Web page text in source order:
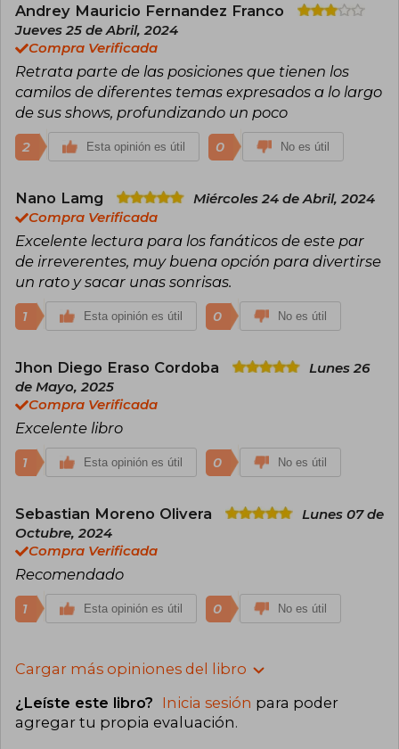
Andrey Mauricio Fernandez Franco
Jueves 25 de Abril, 2024
Compra Verificada
Retrata parte de las posiciones que tienen los
camilos de diferentes temas expresados a lo largo
de sus shows, profundizando un poco
2 Esta opinión es útil 0 No es útil
Nano Lamg
Miércoles 24 de Abril, 2024
Compra Verificada
Excelente lectura para los fanáticos de este par
de irreverentes, muy buena opción para divertirse
un rato y sacar unas sonrisas.
1 Esta opinión es útil 0 No es útil
Jhon Diego Eraso Cordoba
Lunes 26
de Mayo, 2025
Compra Verificada
Excelente libro
1 Esta opinión es útil 0 No es útil
Sebastian Moreno Olivera
Lunes 07 de
Octubre, 2024
Compra Verificada
Recomendado
1 Esta opinión es útil 0 No es útil
Cargar más opiniones del libro
¿Leíste este libro? Inicia sesión para poder
agregar tu propia evaluación.